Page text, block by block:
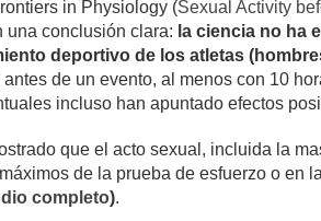
in Physiology (Sexual Activity
una conclusión clara: la ciencia no ha
deportivo de los atletas
de un evento, al menos con 10
incluso han apuntado efectos
que el acto sexual, incluida la
de la prueba de esfuerzo o en
completo).